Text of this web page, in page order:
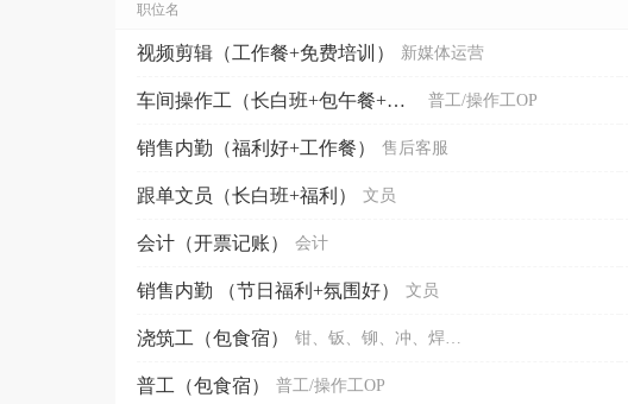
职位名
视频剪辑（工作餐+免费培训） 新媒体运营
车间操作工（长白班+包午餐+可住宿） 普工/操作工OP
销售内勤（福利好+工作餐） 售后客服
跟单文员（长白班+福利） 文员
会计（开票记账） 会计
销售内勤 （节日福利+氛围好） 文员
浇筑工（包食宿）
普工（包食宿） 普工/操作工OP